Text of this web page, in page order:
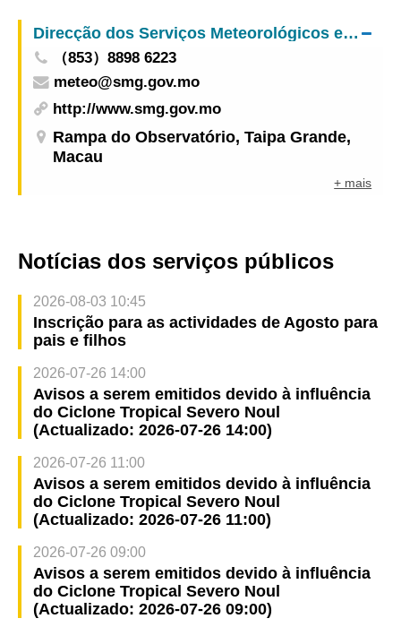
Direcção dos Serviços Meteorológicos e Geofísicos
（853）8898 6223
meteo@smg.gov.mo
http://www.smg.gov.mo
Rampa do Observatório, Taipa Grande,
Macau
+ mais
Notícias dos serviços públicos
2026-08-03 10:45
Inscrição para as actividades de Agosto para
pais e filhos
2026-07-26 14:00
Avisos a serem emitidos devido à influência
do Ciclone Tropical Severo Noul
(Actualizado: 2026-07-26 14:00)
2026-07-26 11:00
Avisos a serem emitidos devido à influência
do Ciclone Tropical Severo Noul
(Actualizado: 2026-07-26 11:00)
2026-07-26 09:00
Avisos a serem emitidos devido à influência
do Ciclone Tropical Severo Noul
(Actualizado: 2026-07-26 09:00)